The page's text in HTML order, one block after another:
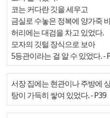
코는 커다란 깃을 세우고
금실로 수놓은 정복에 양가죽
허리에는 대검을 차고 있었다.
모자의 깃털 장식으로 보아
5등관이라는 걸 알 수 있었다.-
서장 집에는 현관이나 주방에
탕이 가득히 쌓여 있었다.- P39